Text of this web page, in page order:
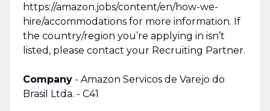
https://amazon.jobs/content/en/how-we-
hire/accommodations for more information. If
the country/region you’re applying in isn’t
listed, please contact your Recruiting Partner.
Company- Amazon Servicos de Varejo do
Brasil Ltda. - C41